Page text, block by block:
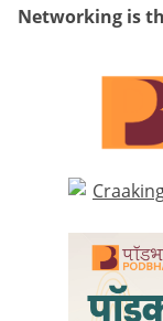
Networking is